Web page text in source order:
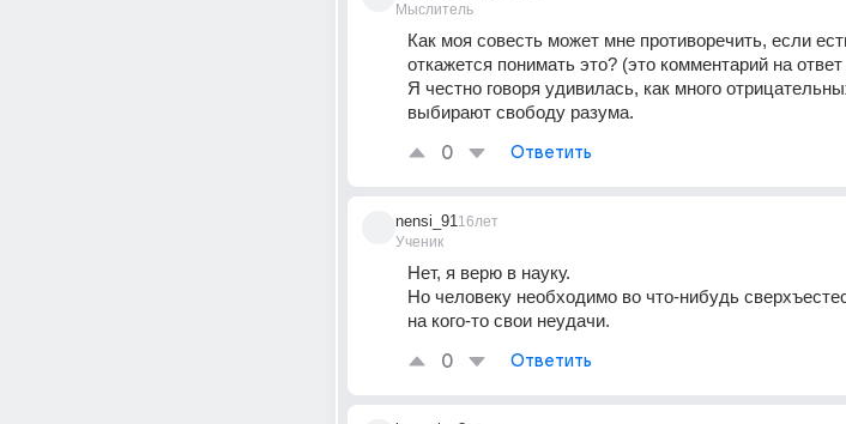
Мыслитель
Как моя совесть может мне противоречить, если
откажется понимать это? (это комментарий на
Я честно говоря удивилась, как много
выбирают свободу разума.
0 Ответить
nensi_91
Ученик
16лет
Нет, я верю в науку.
Но человеку необходимо во что-нибудь
на кого-то свои неудачи.
0 Ответить